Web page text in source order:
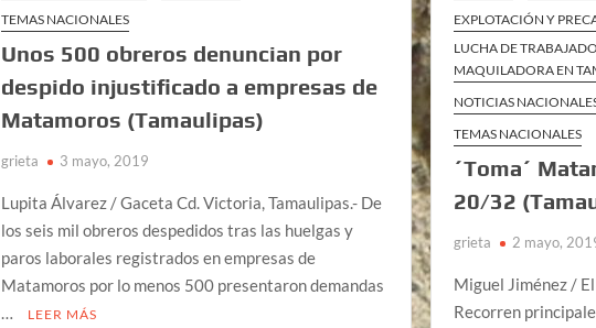
TEMAS NACIONALES
Unos 500 obreros denuncian por
despido injustificado a empresas de
Matamoros (Tamaulipas)
grieta 3 mayo, 2019
Lupita Álvarez / Gaceta Cd. Victoria, Tamaulipas.- De
los seis mil obreros despedidos tras las huelgas y
paros laborales registrados en empresas de
Matamoros por lo menos 500 presentaron demandas
…
LEER MÁS
EXPLOTACIÓN Y
LUCHA DE
MAQUILADORA EN
NOTICIAS
TEMAS NACIONALES
´Toma´
20/32
grieta 2 mayo,
Miguel Jiménez /
Recorren